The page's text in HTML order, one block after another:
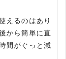
えるのはあり
から簡単に直
間がぐっと減